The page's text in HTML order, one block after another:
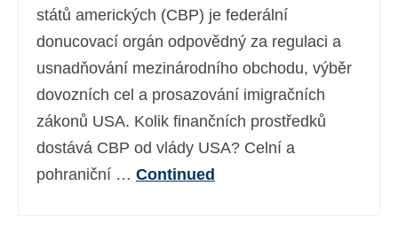
států amerických (CBP) je federální
donucovací orgán odpovědný za regulaci a
usnadňování mezinárodního obchodu, výběr
dovozních cel a prosazování imigračních
zákonů USA. Kolik finančních prostředků
dostává CBP od vlády USA? Celní a
pohraniční … Continued